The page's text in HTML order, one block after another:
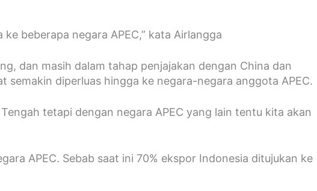
beberapa negara APEC,” kata Airlangga
dan masih dalam tahap penjajakan dengan China dan
diperluas hingga ke negara-negara anggota APEC.
tetapi dengan negara APEC yang lain tentu kita akan
APEC. Sebab saat ini 70% ekspor Indonesia ditujukan ke